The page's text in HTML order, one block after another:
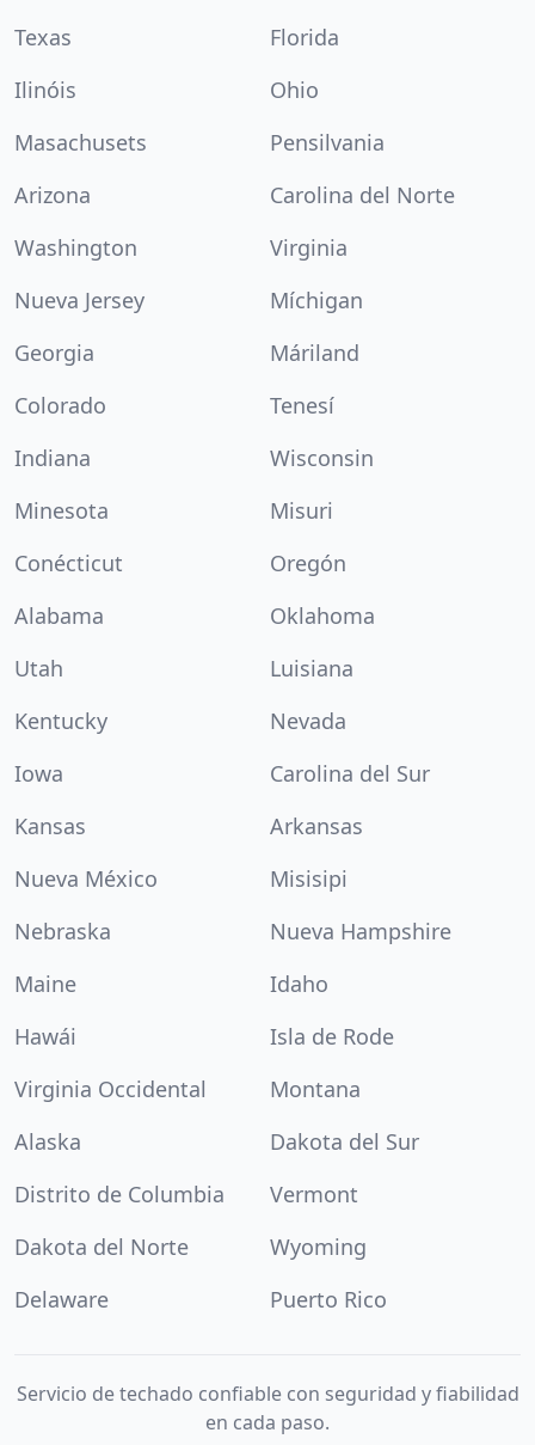
Texas
Florida
Ilinóis
Ohio
Masachusets
Pensilvania
Arizona
Carolina del Norte
Washington
Virginia
Nueva Jersey
Míchigan
Georgia
Máriland
Colorado
Tenesí
Indiana
Wisconsin
Minesota
Misuri
Conécticut
Oregón
Alabama
Oklahoma
Utah
Luisiana
Kentucky
Nevada
Iowa
Carolina del Sur
Kansas
Arkansas
Nueva México
Misisipi
Nebraska
Nueva Hampshire
Maine
Idaho
Hawái
Isla de Rode
Virginia Occidental
Montana
Alaska
Dakota del Sur
Distrito de Columbia
Vermont
Dakota del Norte
Wyoming
Delaware
Puerto Rico
Servicio de techado confiable con seguridad y fiabilidad
en cada paso.